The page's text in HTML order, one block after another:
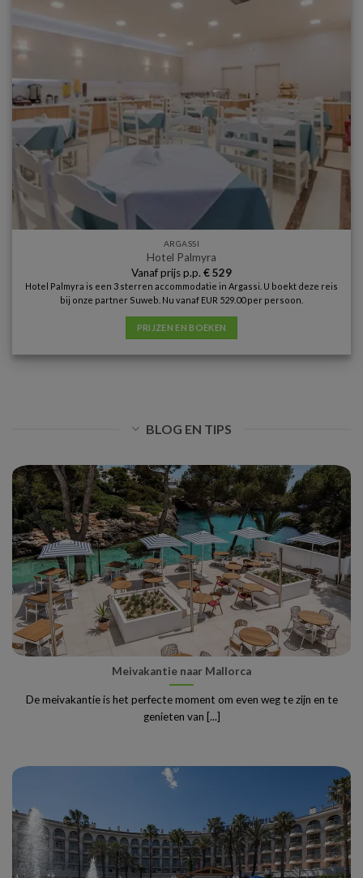
ARGASSI
Hotel Palmyra
Vanaf prijs p.p. €529
Hotel Palmyra is een 3 sterren accommodatie in Argassi. U boekt deze reis
bij onze partner Suweb. Nu vanaf EUR 529.00 per persoon.
PRIJZEN EN BOEKEN
BLOG EN TIPS
Meivakantie naar Mallorca
De meivakantie is het perfecte moment om even weg te zijn en te
genieten van [...]